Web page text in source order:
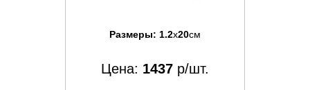
Размеры: 1.2x20см
Цена: 1437 р/шт.